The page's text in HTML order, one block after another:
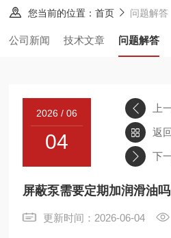
新闻
案例
联系
您当前的位置：首页 问题解答
公司新闻 技术文章 问题解答
2026 / 06
04
上
返
下
屏蔽泵需要定期加润滑油吗
更新时间：2026-06-04